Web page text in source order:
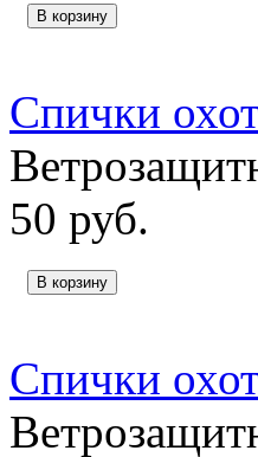
В корзину
Спички
50 руб.
В корзину
Спички